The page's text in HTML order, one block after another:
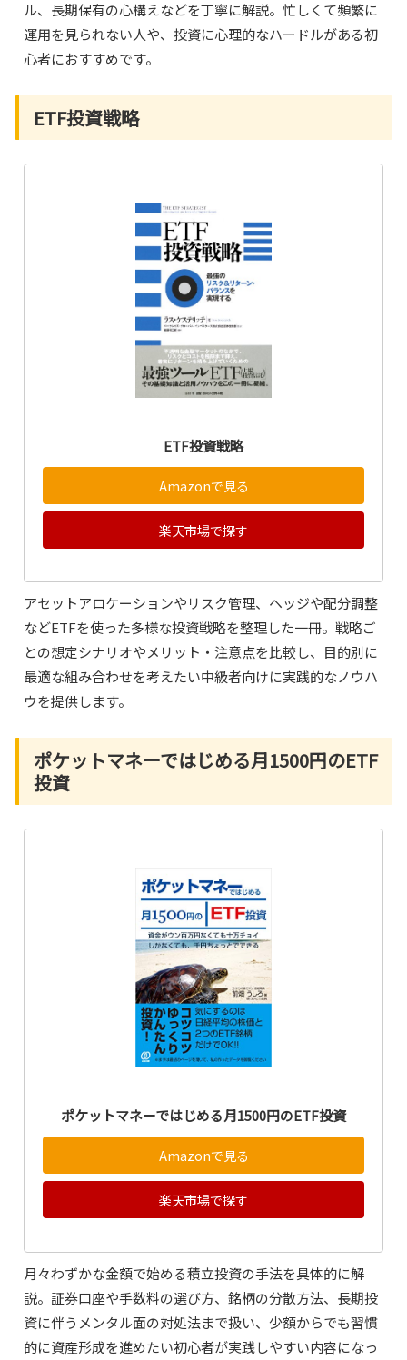
ル、長期保有の心構えなどを丁寧に解説。忙しくて頻繁に
運用を見られない人や、投資に心理的なハードルがある初
心者におすすめです。
ETF投資戦略
ETF投資戦略
Amazonで見る
楽天市場で探す
アセットアロケーションやリスク管理、ヘッジや配分調整
などETFを使った多様な投資戦略を整理した一冊。戦略ご
との想定シナリオやメリット・注意点を比較し、目的別に
最適な組み合わせを考えたい中級者向けに実践的なノウハ
ウを提供します。
ポケットマネーではじめる月1500円のETF
投資
ポケットマネーではじめる月1500円のETF投資
Amazonで見る
楽天市場で探す
月々わずかな金額で始める積立投資の手法を具体的に解
説。証券口座や手数料の選び方、銘柄の分散方法、長期投
資に伴うメンタル面の対処法まで扱い、少額からでも習慣
的に資産形成を進めたい初心者が実践しやすい内容になっ